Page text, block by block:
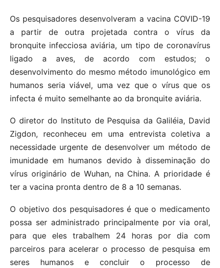
Os pesquisadores desenvolveram a vacina COVID-19
a partir de outra projetada contra o vírus da
bronquite infecciosa aviária, um tipo de coronavírus
ligado a aves, de acordo com estudos; o
desenvolvimento do mesmo método imunológico em
humanos seria viável, uma vez que o vírus que os
infecta é muito semelhante ao da bronquite aviária.
O diretor do Instituto de Pesquisa da Galiléia, David
Zigdon, reconheceu em uma entrevista coletiva a
necessidade urgente de desenvolver um método de
imunidade em humanos devido à disseminação do
vírus originário de Wuhan, na China. A prioridade é
ter a vacina pronta dentro de 8 a 10 semanas.
O objetivo dos pesquisadores é que o medicamento
possa ser administrado principalmente por via oral,
para que eles trabalhem 24 horas por dia com
parceiros para acelerar o processo de pesquisa em
seres humanos e concluir o processo de